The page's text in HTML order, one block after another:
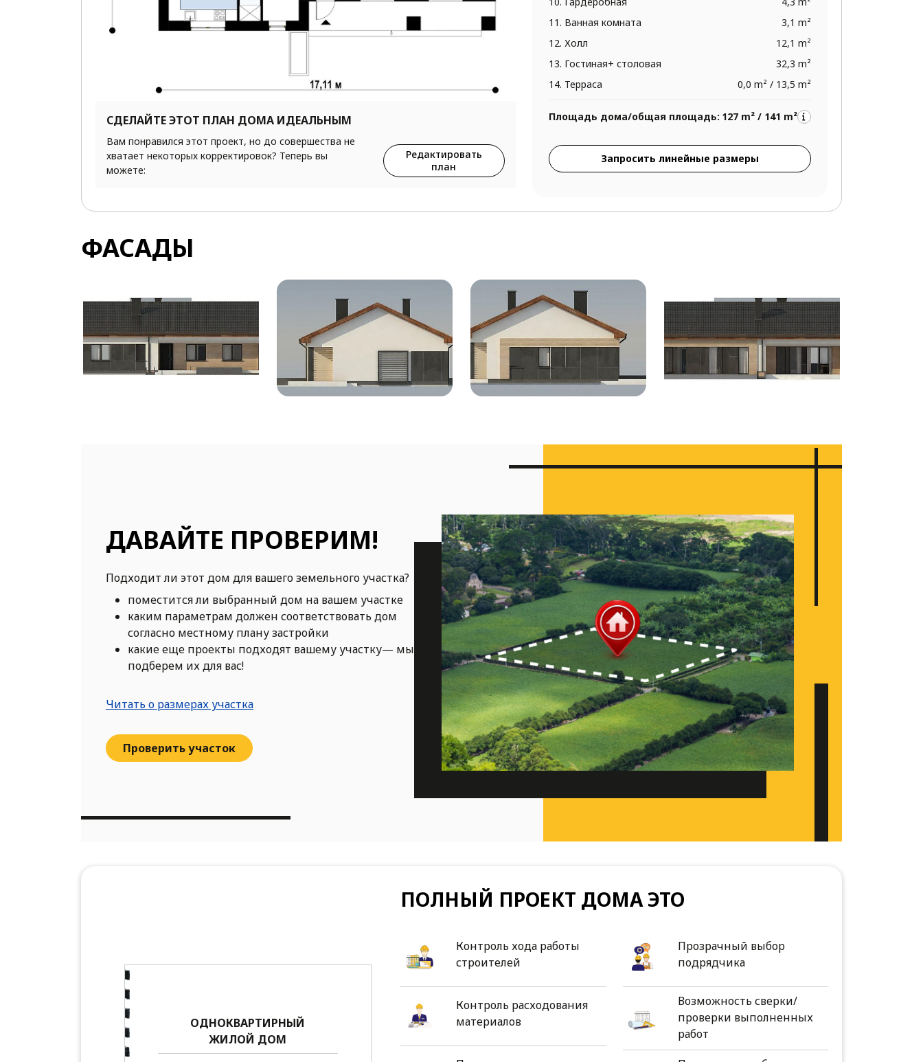
СДЕЛАЙТЕ ЭТОТ ПЛАН ДОМА ИДЕАЛЬНЫМ
Вам понравился этот проект, но до совершества не
хватает некоторых корректировок? Теперь вы
можете:
Редактировать
план
11. Ванная комната
3,1 m²
12. Холл
12,1 m²
13. Гостиная+ столовая
32,3 m²
14. Терраса
0,0 m² / 13,5 m²
Площадь дома/общая площадь: 127 m² / 141 m²
Запросить линейные размеры
ФАСАДЫ
ДАВАЙТЕ ПРОВЕРИМ!
Подходит ли этот дом для вашего земельного участка?
поместится ли выбранный дом на вашем участке
каким параметрам должен соответствовать дом
согласно местному плану застройки
какие еще проекты подходят вашему участку— мы
подберем их для вас!
Читать о размерах участка
Проверить участок
ОДНОКВАРТИРНЫЙ
ЖИЛОЙ ДОМ
ПОЛНЫЙ ПРОЕКТ ДОМА ЭТО
Контроль хода работы
строителей
Прозрачный выбор
подрядчика
Контроль расходования
материалов
Возможность сверки/
проверки выполненных
работ